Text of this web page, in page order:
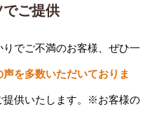
ご提供
でご不満のお客様、ぜひ一
声を多数いただいておりま
提供いたします。※お客様の